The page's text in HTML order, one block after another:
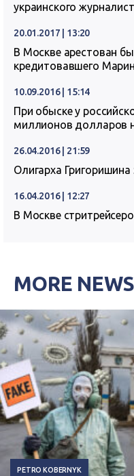
украинского
20.01.2017 | 13:20
В Москве арестован
кредитовавшего
10.09.2016 | 15:14
При обыске у
миллионов долларов
26.04.2016 | 21:59
Олигарха
16.04.2016 | 12:27
В Москве
MORE NEWS
PETRO KOBERNYK